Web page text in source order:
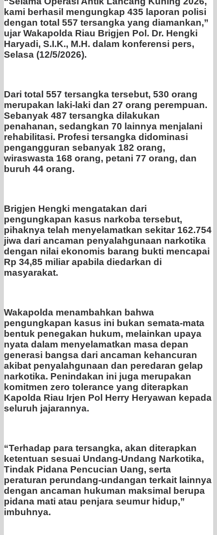
kami berhasil mengungkap 435 laporan polisi
dengan total 557 tersangka yang diamankan,”
ujar Wakapolda Riau Brigjen Pol. Dr. Hengki
Haryadi, S.I.K., M.H. dalam konferensi pers,
Selasa (12/5/2026).
Dari total 557 tersangka tersebut, 530 orang
merupakan laki-laki dan 27 orang perempuan.
Sebanyak 487 tersangka dilakukan
penahanan, sedangkan 70 lainnya menjalani
rehabilitasi. Profesi tersangka didominasi
pengangguran sebanyak 182 orang,
wiraswasta 168 orang, petani 77 orang, dan
buruh 44 orang.
Brigjen Hengki mengatakan dari
pengungkapan kasus narkoba tersebut,
pihaknya telah menyelamatkan sekitar 162.754
jiwa dari ancaman penyalahgunaan narkotika
dengan nilai ekonomis barang bukti mencapai
Rp 34,85 miliar apabila diedarkan di
masyarakat.
Wakapolda menambahkan bahwa
pengungkapan kasus ini bukan semata-mata
bentuk penegakan hukum, melainkan upaya
nyata dalam menyelamatkan masa depan
generasi bangsa dari ancaman kehancuran
akibat penyalahgunaan dan peredaran gelap
narkotika. Penindakan ini juga merupakan
komitmen zero tolerance yang diterapkan
Kapolda Riau Irjen Pol Herry Heryawan kepada
seluruh jajarannya.
“Terhadap para tersangka, akan diterapkan
ketentuan sesuai Undang-Undang Narkotika,
Tindak Pidana Pencucian Uang, serta
peraturan perundang-undangan terkait lainnya
dengan ancaman hukuman maksimal berupa
pidana mati atau penjara seumur hidup,”
imbuhnya.